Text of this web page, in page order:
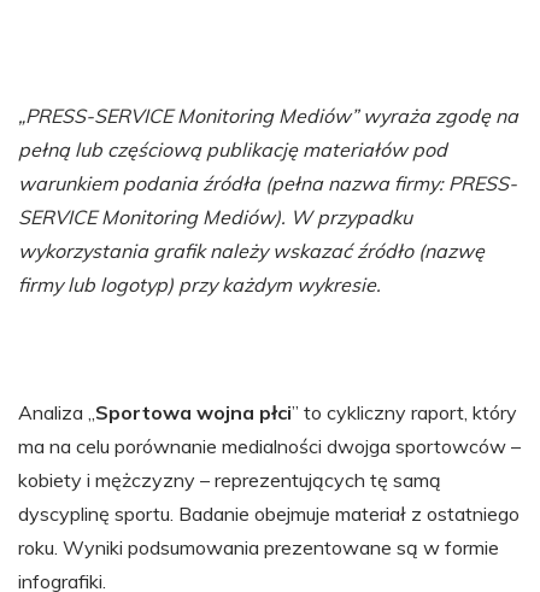
„PRESS-SERVICE Monitoring Mediów” wyraża zgodę na
pełną lub częściową publikację materiałów pod
warunkiem podania źródła (pełna nazwa firmy: PRESS-
SERVICE Monitoring Mediów). W przypadku
wykorzystania grafik należy wskazać źródło (nazwę
firmy lub logotyp) przy każdym wykresie.
Analiza „Sportowa wojna płci” to cykliczny raport, który
ma na celu porównanie medialności dwojga sportowców –
kobiety i mężczyzny – reprezentujących tę samą
dyscyplinę sportu. Badanie obejmuje materiał z ostatniego
roku. Wyniki podsumowania prezentowane są w formie
infografiki.